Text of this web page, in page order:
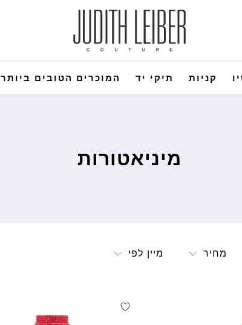
קניות תיקי יד המוכרים הטובים ביותר
מיניאטורות
מחיר מיין לפי